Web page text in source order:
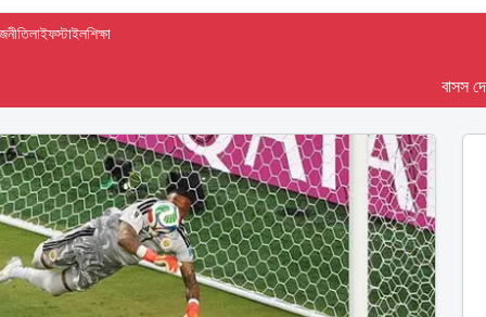
লাইফস্টাইলশিক্ষা
বাসস